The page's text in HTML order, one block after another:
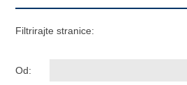
Filtrirajte stranice:
Od: